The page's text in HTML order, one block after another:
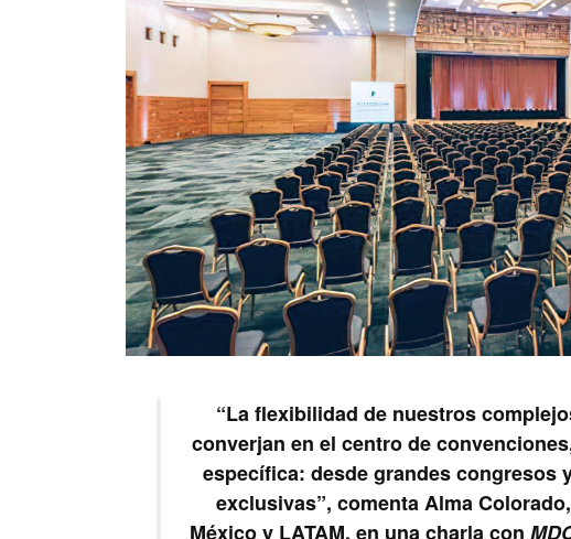
“La flexibilidad de nuestros
converjan en el centro de
específica: desde grandes congresos
exclusivas”, comenta Alma
México y LATAM, en una charla con